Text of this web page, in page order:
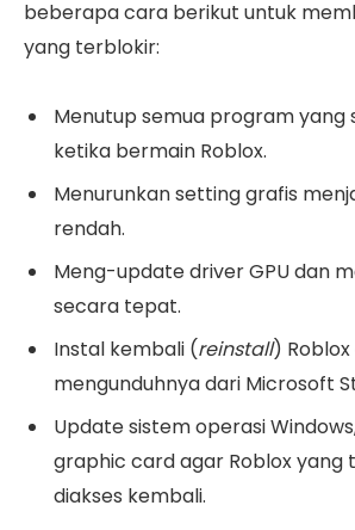
beberapa cara berikut untuk
yang terblokir:
Menutup semua program yang
ketika bermain Roblox.
Menurunkan setting grafis
rendah.
Meng-update driver GPU dan
secara tepat.
Instal kembali (reinstall)
mengunduhnya dari Microsoft
Update sistem operasi
graphic card agar Roblox yang
diakses kembali.